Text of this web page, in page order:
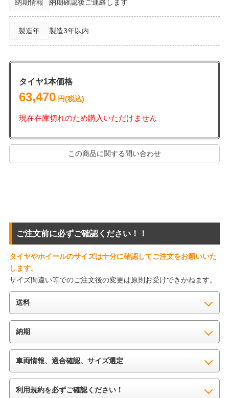
納期情報 納期確認後ご連絡します
製造年 製造3年以内
タイヤ1本価格
63,470円(税込)
現在在庫切れのため購入いただけません
この商品に関する問い合わせ
ご注文前に必ずご確認ください！！
タイヤやホイールのサイズは十分に確認してご注文をお願いいた
します。
サイズ間違い等でのご注文後の変更は原則お受けできかねます。
送料
納期
車両情報、適合確認、サイズ選定
利用規約を必ずご確認ください！